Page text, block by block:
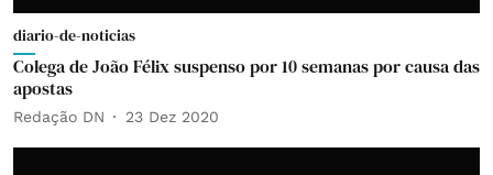
diario-de-noticias
Colega de João Félix suspenso por 10 semanas por causa das
apostas
Redação DN 23 Dez 2020